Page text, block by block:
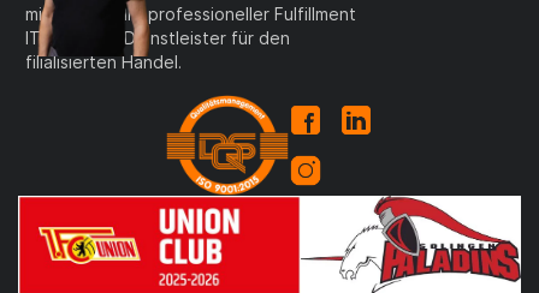
migrasys ist Ihr professioneller Fulfillment
IT Service - Dienstleister für den
filialisierten Handel.